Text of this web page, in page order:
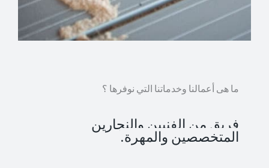
ما هى أعمالنا وخدماتنا التي نوفرها ؟
فريق من الفنيين والنجارين
المتخصصين والمهرة.